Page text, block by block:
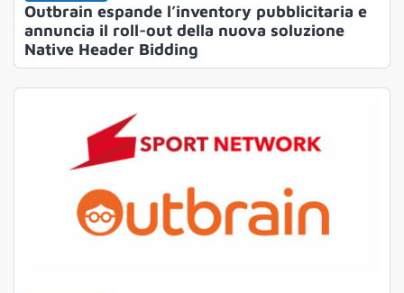
Outbrain espande l’inventory pubblicitaria e
annuncia il roll-out della nuova soluzione
Native Header Bidding